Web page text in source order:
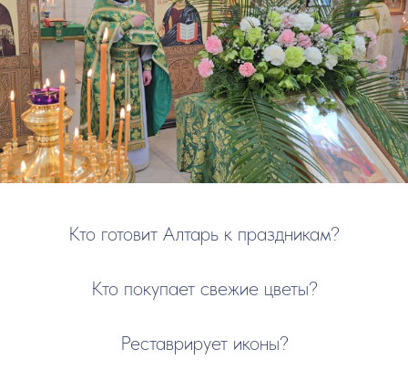
Кто готовит Алтарь к праздникам?
Кто покупает свежие цветы?
Реставрирует иконы?